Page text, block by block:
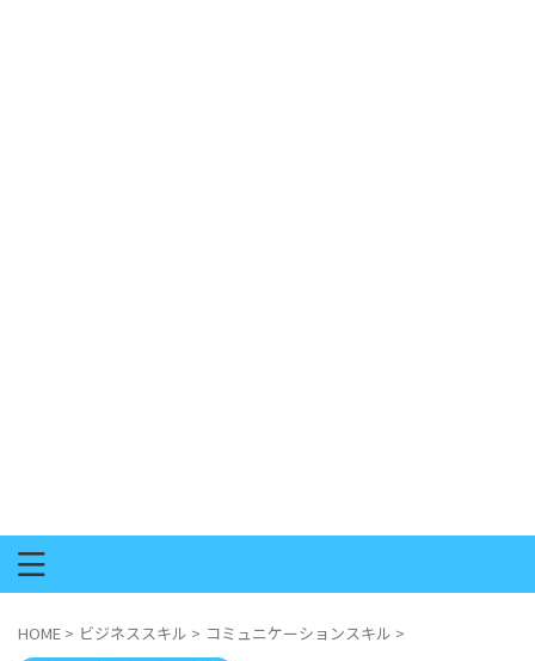
HOME > ビジネススキル > コミュニケーションスキル >